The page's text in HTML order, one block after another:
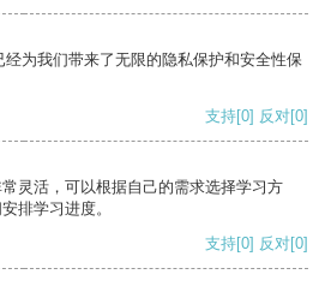
为我们带来了无限的隐私保护和安全性保
支持[0] 反对[0]
灵活，可以根据自己的需求选择学习方
排学习进度。
支持[0] 反对[0]